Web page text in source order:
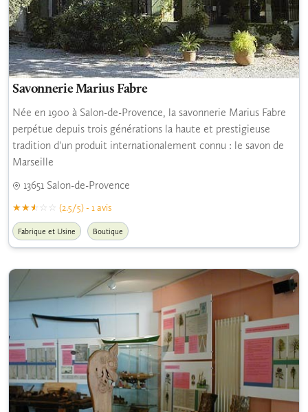
Savonnerie Marius Fabre
Née en 1900 à Salon-de-Provence, la savonnerie Marius Fabre
perpétue depuis trois générations la haute et prestigieuse
tradition d'un produit internationalement connu : le savon de
Marseille
13651 Salon-de-Provence
(2.5/5) - 1 avis
Fabrique et Usine Boutique